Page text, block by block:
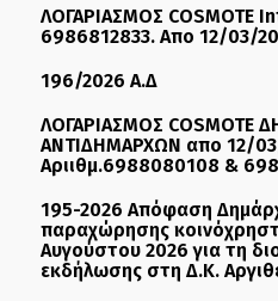
ΛΟΓΑΡΙΑΣΜΟΣ COSMOTE
6986812833. Απο 12/03/
196/2026 Α.Δ
ΛΟΓΑΡΙΑΣΜΟΣ COSMOTE
ΑΝΤΙΔΗΜΑΡΧΩΝ απο 12/
Αριιθμ.6988080108 &
195-2026 Απόφαση
παραχώρησης
Αυγούστου 2026 για τη
εκδήλωσης στη Δ.Κ.